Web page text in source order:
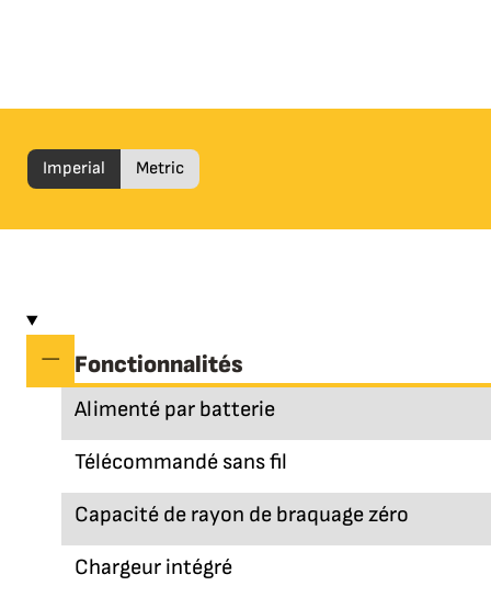
Imperial Metric
Fonctionnalités
Alimenté par batterie
Télécommandé sans fil
Capacité de rayon de braquage zéro
Chargeur intégré